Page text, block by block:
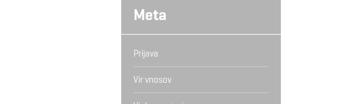
Meta
Prijava
Vir vnosov